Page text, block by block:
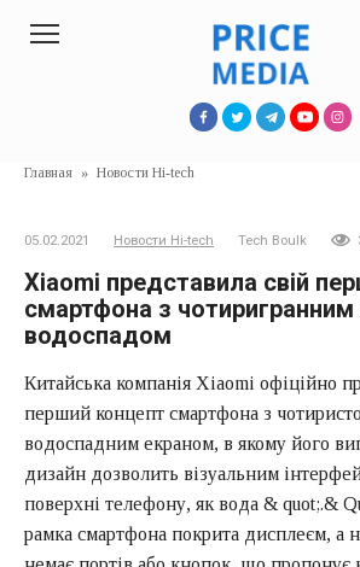
Главная » Новости Hi-tech
05.02.2021 Новости Hi-tech Tech Boulk
Xiaomi представила свій
смартфона з
водоспадом
Китайська компанія Xiaomi офіційно
перший концепт смартфона з
водоспадним екраном, в якому його
дизайн дозволить візуальним
поверхні телефону, як вода & quot;.&
рамка смартфона покрита дисплеєм, а